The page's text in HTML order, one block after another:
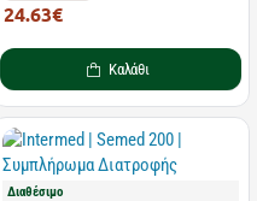
24.63€
Καλάθι
Διαθέσιμο